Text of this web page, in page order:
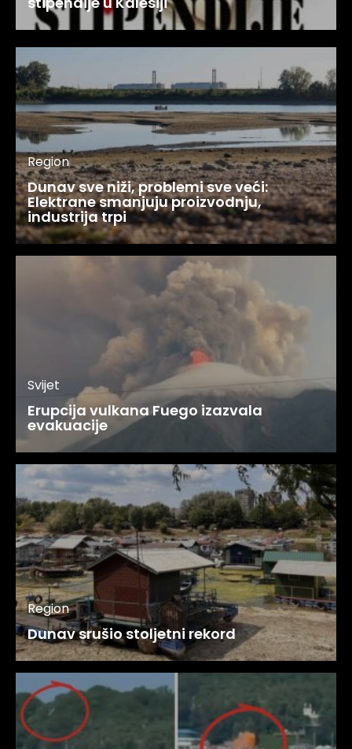
Region
Dunav sve niži, problemi sve veći:
Elektrane smanjuju proizvodnju,
industrija trpi
Svijet
Erupcija vulkana Fuego izazvala
evakuacije
Region
Dunav srušio stoljetni rekord